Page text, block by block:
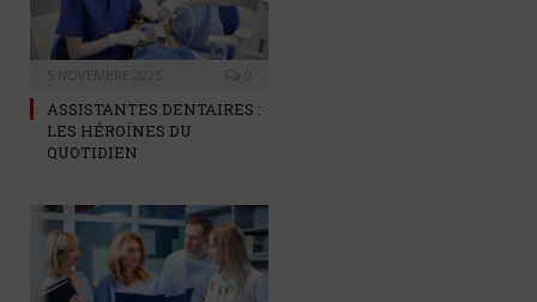
ASSISTANTES DENTAIRES :
LES HÉROÏNES DU
QUOTIDIEN